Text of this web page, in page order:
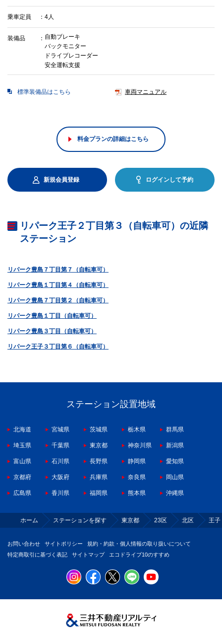
乗車定員 4人
装備品
自動ブレーキ
バックモニター
ドライブレコーダー
安全運転支援
標準装備品はこちら 車両マニュアル
料金プランの詳細はこちら
新規会員登録 ログインして予約
リパーク王子２丁目第３（自転車可）の近隣
ステーション
リパーク豊島７丁目第７（自転車可）
リパーク豊島１丁目第４（自転車可）
リパーク豊島７丁目第２（自転車可）
リパーク豊島１丁目（自転車可）
リパーク豊島３丁目（自転車可）
リパーク王子３丁目第６（自転車可）
ステーション設置地域
北海道 宮城県 茨城県 栃木県 群馬県
埼玉県 千葉県 東京都 神奈川県 新潟県
富山県 石川県 長野県 静岡県 愛知県
京都府 大阪府 兵庫県 奈良県 岡山県
広島県 香川県 福岡県 熊本県 沖縄県
ホーム ステーションを探す 東京都 23区 北区 王子
お問い合わせ サイトポリシー
規約・約款・個人情報の取り扱いについて
特定商取引に基づく表記
サイトマップ エコドライブ10のすすめ